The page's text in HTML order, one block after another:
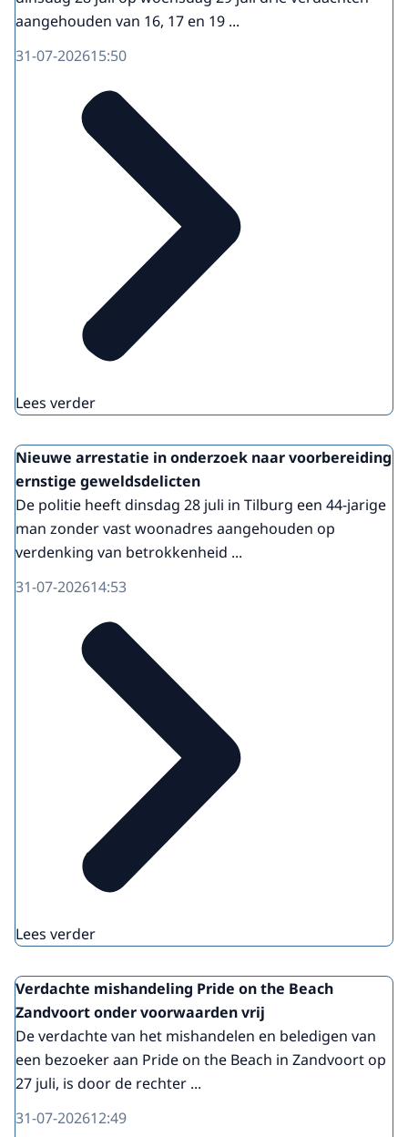
aangehouden van 16, 17 en 19 ...
31-07-202615:50
Lees verder
Nieuwe arrestatie in onderzoek naar voorbereiding
ernstige geweldsdelicten
De politie heeft dinsdag 28 juli in Tilburg een 44-jarige
man zonder vast woonadres aangehouden op
verdenking van betrokkenheid ...
31-07-202614:53
Lees verder
Verdachte mishandeling Pride on the Beach
Zandvoort onder voorwaarden vrij
De verdachte van het mishandelen en beledigen van
een bezoeker aan Pride on the Beach in Zandvoort op
27 juli, is door de rechter ...
31-07-202612:49